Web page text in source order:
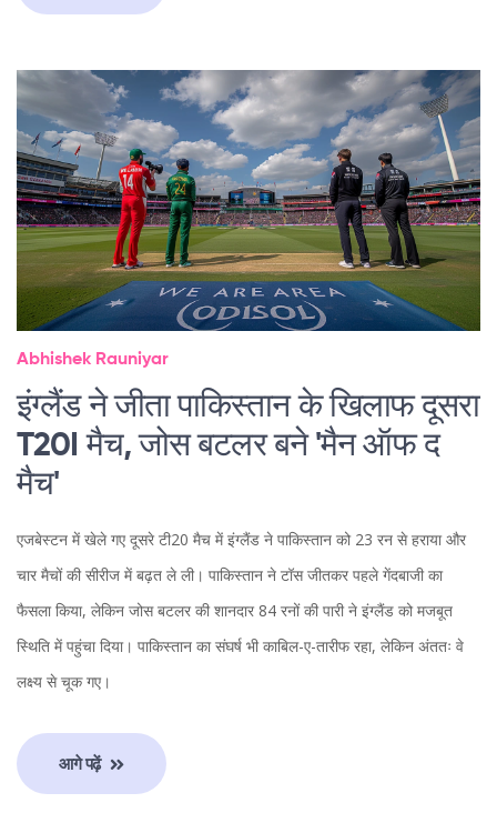
Abhishek Rauniyar
इंग्लैंड ने जीता पाकिस्तान के खिलाफ दूसरा
T20I मैच, जोस बटलर बने 'मैन ऑफ द
मैच'
एजबेस्टन में खेले गए दूसरे टी20 मैच में इंग्लैंड ने पाकिस्तान को 23 रन से हराया और
चार मैचों की सीरीज में बढ़त ले ली। पाकिस्तान ने टॉस जीतकर पहले गेंदबाजी का
फैसला किया, लेकिन जोस बटलर की शानदार 84 रनों की पारी ने इंग्लैंड को मजबूत
स्थिति में पहुंचा दिया। पाकिस्तान का संघर्ष भी काबिल-ए-तारीफ रहा, लेकिन अंततः वे
लक्ष्य से चूक गए।
आगे पढ़ें